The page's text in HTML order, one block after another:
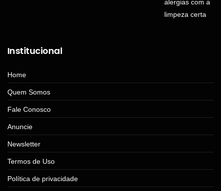
Institucional
Home
Quem Somos
Fale Conosco
Anuncie
Newsletter
Termos de Uso
Política de privacidade